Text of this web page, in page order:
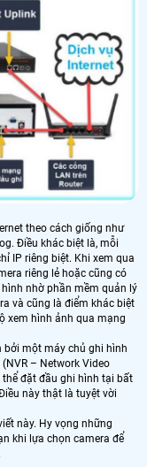
theo cách giống như
Điều khác biệt là, mỗi
IP riêng biệt. Khi xem qua
riêng lẻ hoặc cũng có
nhờ phần mềm quản lý
và cũng là điểm khác biệt
xem hình ảnh qua mạng
bởi một máy chủ ghi hình
– Network Video
thể đặt đầu ghi hình tại bất
này thật là tuyệt vời
này. Hy vọng những
khi lựa chọn camera để